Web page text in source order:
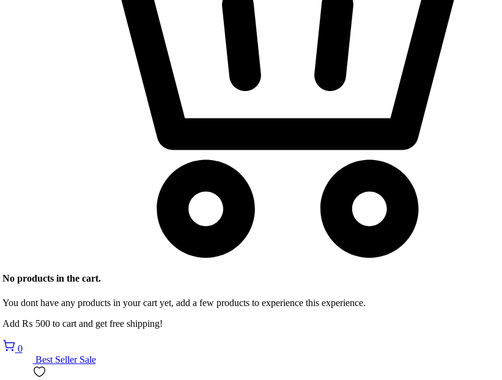
No products in the cart.
You dont have any products in your cart yet, add a few products to experience this experience.
Add ₨ 500to cart and get free shipping!
0
Best Seller Sale